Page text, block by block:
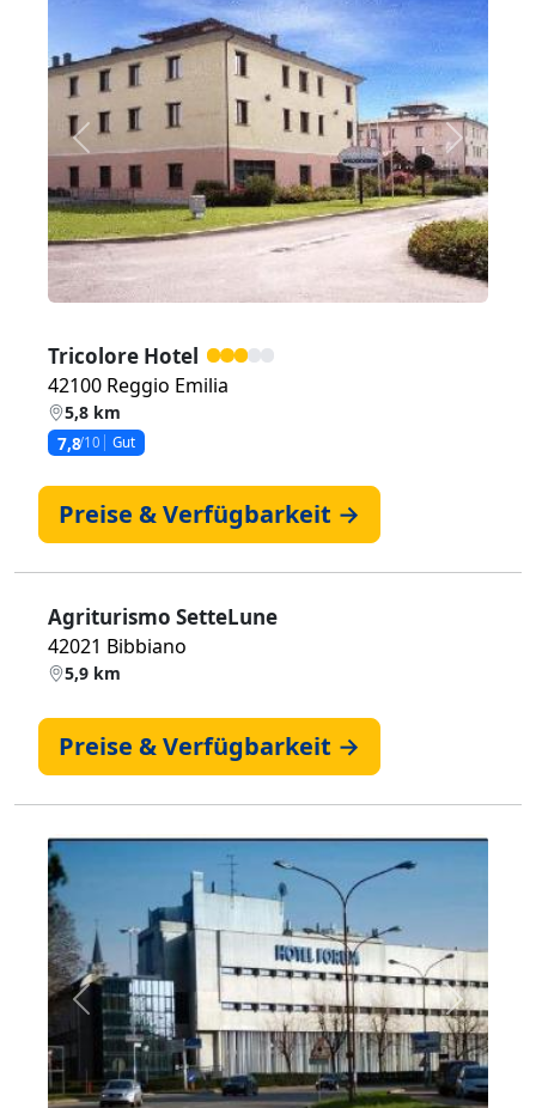
Zurück Weiter
Tricolore Hotel
42100 Reggio Emilia
5,8 km
7,8/10 Gut
Preise & Verfügbarkeit →
Agriturismo SetteLune
42021 Bibbiano
5,9 km
Preise & Verfügbarkeit →
Zurück Weiter